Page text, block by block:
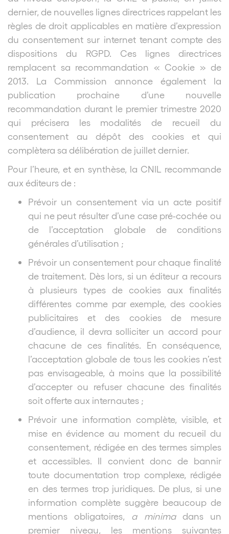
dernier, de nouvelles lignes directrices rappelant les
règles de droit applicables en matière d’expression
du consentement sur internet tenant compte des
dispositions du RGPD. Ces lignes directrices
remplacent sa recommandation « Cookie » de
2013. La Commission annonce également la
publication prochaine d’une nouvelle
recommandation durant le premier trimestre 2020
qui précisera les modalités de recueil du
consentement au dépôt des cookies et qui
complètera sa délibération de juillet dernier.
Pour l’heure, et en synthèse, la CNIL recommande
aux éditeurs de :
Prévoir un consentement via un acte positif
qui ne peut résulter d’une case pré-cochée ou
de l’acceptation globale de conditions
générales d’utilisation ;
Prévoir un consentement pour chaque finalité
de traitement. Dès lors, si un éditeur a recours
à plusieurs types de cookies aux finalités
différentes comme par exemple, des cookies
publicitaires et des cookies de mesure
d’audience, il devra solliciter un accord pour
chacune de ces finalités. En conséquence,
l’acceptation globale de tous les cookies n’est
pas envisageable, à moins que la possibilité
d’accepter ou refuser chacune des finalités
soit offerte aux internautes ;
Prévoir une information complète, visible, et
mise en évidence au moment du recueil du
consentement, rédigée en des termes simples
et accessibles. Il convient donc de bannir
toute documentation trop complexe, rédigée
en des termes trop juridiques. De plus, si une
information complète suggère beaucoup de
mentions obligatoires, a minimadans un
premier niveau, les mentions suivantes